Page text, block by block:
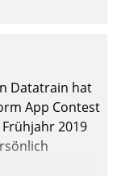
Datatrain hat
App Contest
2019